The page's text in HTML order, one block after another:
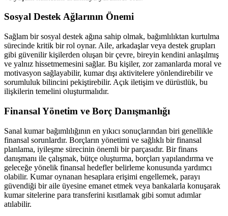
Sosyal Destek Ağlarının Önemi
Sağlam bir sosyal destek ağına sahip olmak, bağımlılıktan kurtulma
sürecinde kritik bir rol oynar. Aile, arkadaşlar veya destek grupları
gibi güvenilir kişilerden oluşan bir çevre, bireyin kendini anlaşılmış
ve yalnız hissetmemesini sağlar. Bu kişiler, zor zamanlarda moral ve
motivasyon sağlayabilir, kumar dışı aktivitelere yönlendirebilir ve
sorumluluk bilincini pekiştirebilir. Açık iletişim ve dürüstlük, bu
ilişkilerin temelini oluşturmalıdır.
Finansal Yönetim ve Borç Danışmanlığı
Sanal kumar bağımlılığının en yıkıcı sonuçlarından biri genellikle
finansal sorunlardır. Borçların yönetimi ve sağlıklı bir finansal
planlama, iyileşme sürecinin önemli bir parçasıdır. Bir finans
danışmanı ile çalışmak, bütçe oluşturma, borçları yapılandırma ve
geleceğe yönelik finansal hedefler belirleme konusunda yardımcı
olabilir. Kumar oynanan hesaplara erişimi engellemek, parayı
güvendiği bir aile üyesine emanet etmek veya bankalarla konuşarak
kumar sitelerine para transferini kısıtlamak gibi somut adımlar
atılabilir.